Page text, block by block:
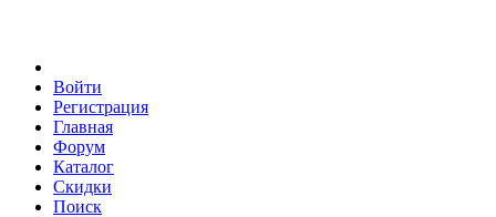
Войти
Регистрация
Главная
Форум
Каталог
Скидки
Поиск